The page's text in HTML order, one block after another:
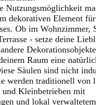
Nutzungsmöglichkeit
dekorativen Element
Ob im Wohnzimmer,
- setze deine
Raum eine
Säulen sind nicht
werden traditionell von
und Kleinbetrieben mit
und lokal